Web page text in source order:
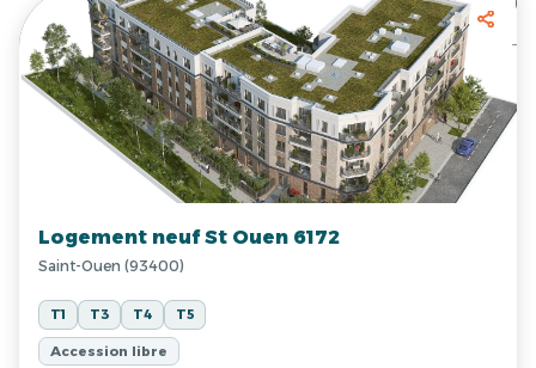
Logement neuf St Ouen 6172
Saint-Ouen (93400)
T1 T3 T4 T5
Accession libre